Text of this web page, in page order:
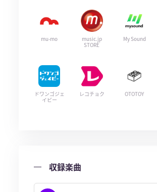
mu-mo
music.jp
STORE
My Sound
ドワンゴジェ
イピー
レコチョク OTOTOY
収録楽曲